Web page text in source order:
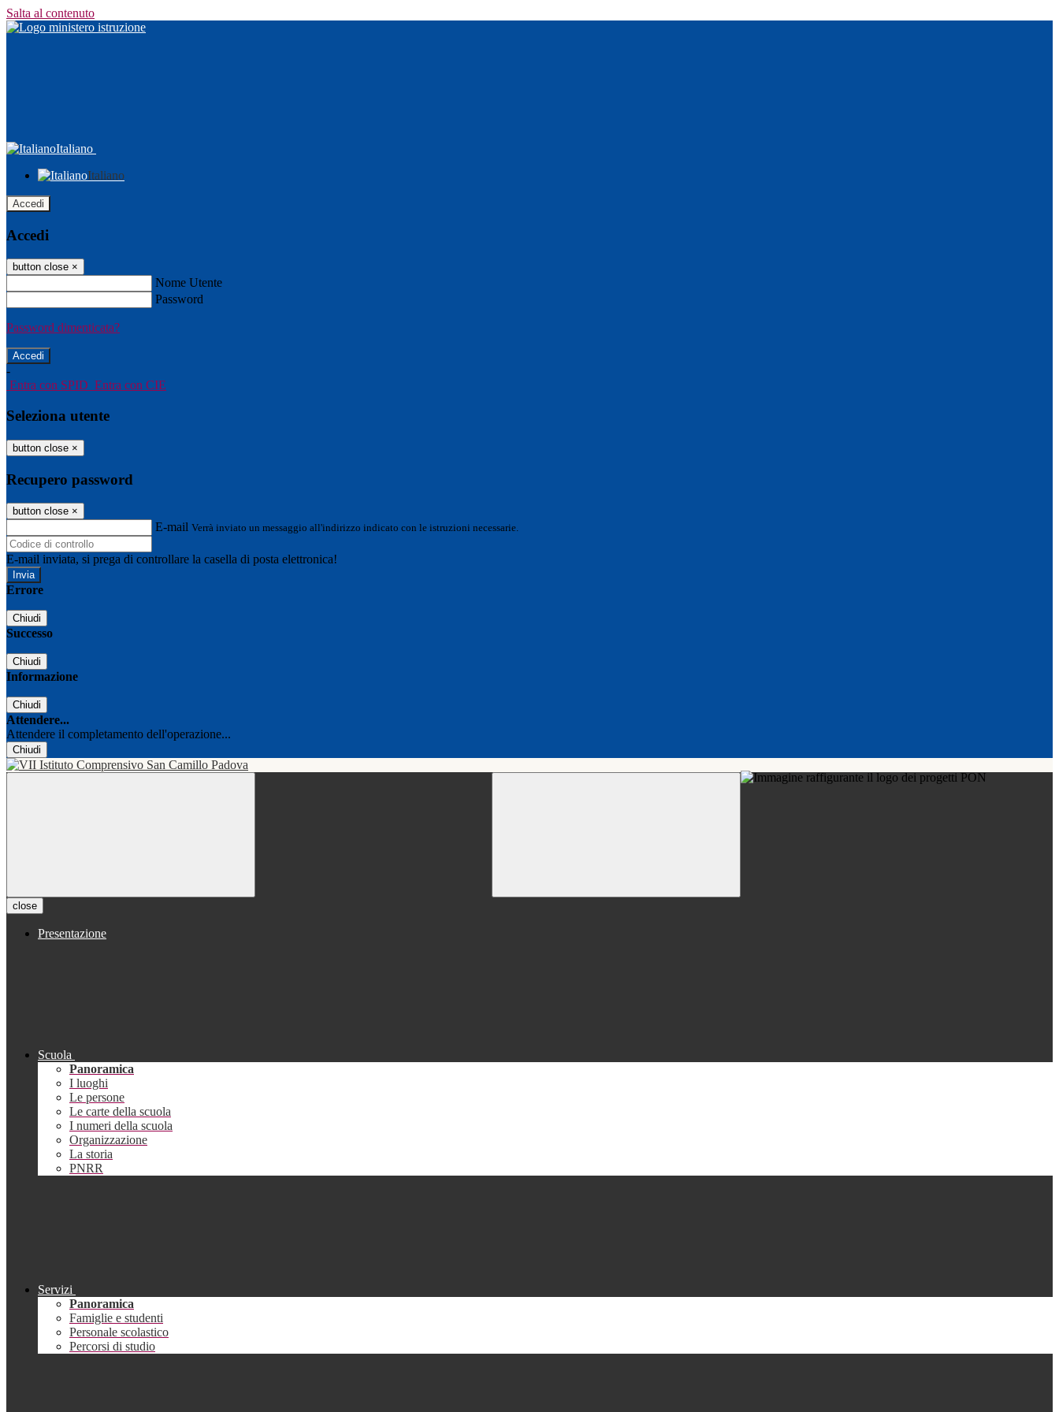
Salta al contenuto
Italiano
Italiano
Accedi
Accedi
button close ×
Nome Utente
Password
Password dimenticata?
-
Entra con SPID Entra con CIE
Seleziona utente
button close ×
Recupero password
button close ×
E-mail Verrà inviato un messaggio all'indirizzo indicato con le istruzioni necessarie.
E-mail inviata, si prega di controllare la casella di posta elettronica!
Errore
Chiudi
Successo
Chiudi
Informazione
Chiudi
Attendere...
Attendere il completamento dell'operazione...
Chiudi
close
Presentazione
Scuola
Panoramica
I luoghi
Le persone
Le carte della scuola
I numeri della scuola
Organizzazione
La storia
PNRR
Servizi
Panoramica
Famiglie e studenti
Personale scolastico
Percorsi di studio